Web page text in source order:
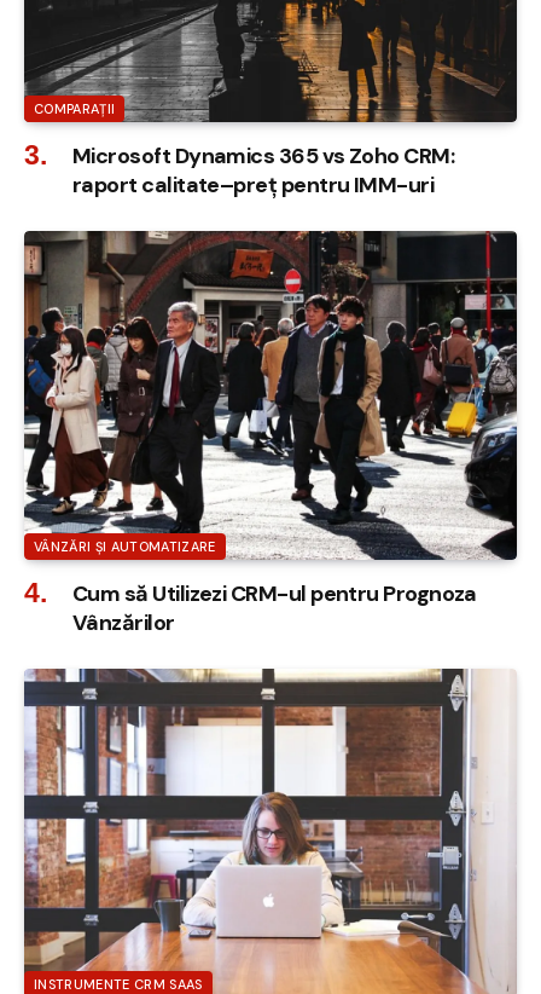
COMPARAȚII
Microsoft Dynamics 365 vs Zoho CRM:
raport calitate–preț pentru IMM-uri
VÂNZĂRI ȘI AUTOMATIZARE
Cum să Utilizezi CRM-ul pentru Prognoza
Vânzărilor
INSTRUMENTE CRM SAAS